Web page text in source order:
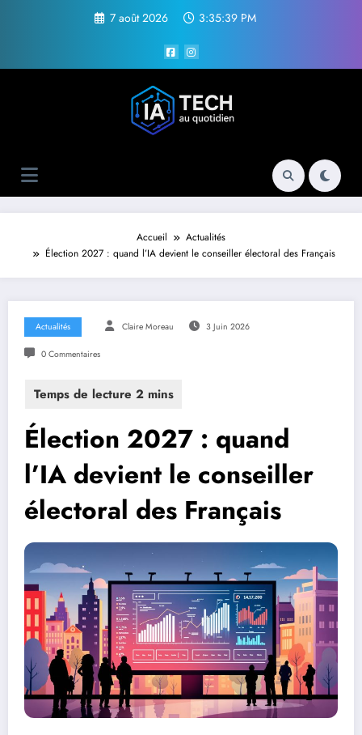
7 août 2026 3:35:40 PM
Accueil
Actualités
Élection 2027 : quand l’IA devient le conseiller électoral des Français
Actualités Claire Moreau 3 Juin 2026
0 Commentaires
Élection 2027 : quand
l’IA devient le conseiller
électoral des Français